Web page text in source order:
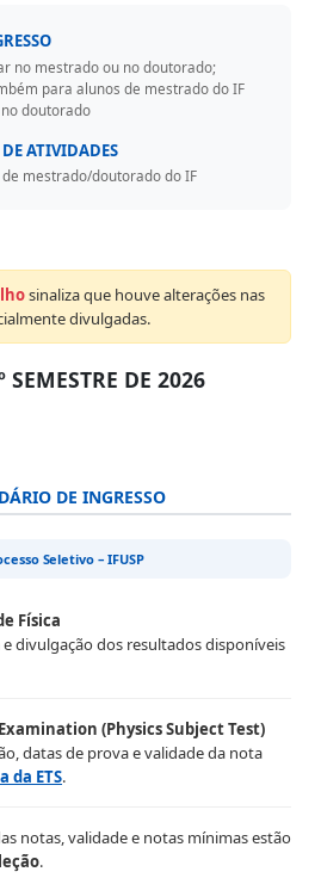
no mestrado ou no doutorado;
para alunos de mestrado do IF
doutorado
ATIVIDADES
mestrado/doutorado do IF
sinaliza que houve alterações nas
divulgadas.
SEMESTRE DE 2026
DE INGRESSO
Seletivo – IFUSP
Física
divulgação dos resultados disponíveis
(Physics Subject Test)
datas de prova e validade da nota
da ETS.
notas, validade e notas mínimas estão
.